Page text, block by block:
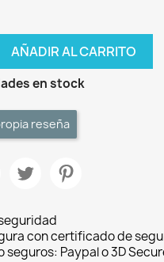
AÑADIR AL CARRITO
en stock
reseña
con certificado de
seguros: Paypal o 3D